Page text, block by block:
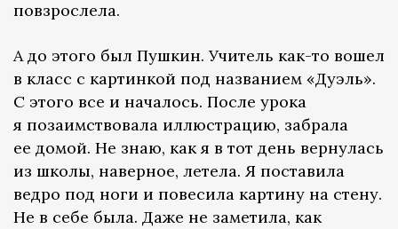
повзрослела.
А до этого был Пушкин. Учитель как-то вошел
в класс с картинкой под названием «Дуэль».
С этого все и началось. После урока
я позаимствовала иллюстрацию, забрала
ее домой. Не знаю, как я в тот день вернулась
из школы, наверное, летела. Я поставила
ведро под ноги и повесила картину на стену.
Не в себе была. Даже не заметила, как